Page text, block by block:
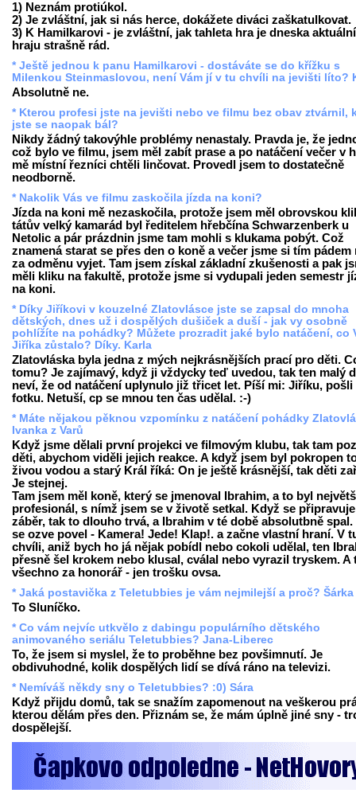
1) Neznám protiúkol.
2) Je zvláštní, jak si nás herce, dokážete diváci zaškatulkovat.
3) K Hamilkarovi - je zvláštní, jak tahleta hra je dneska
hraju strašně rád.
* Ještě jednou k panu Hamilkarovi - dostáváte se do křížku s
Milenkou Steinmaslovou, není Vám jí v tu chvíli na jevišti líto?
Absolutně ne.
* Kterou profesi jste na jevišti nebo ve filmu bez obav ztvárnil,
jste se naopak bál?
Nikdy žádný takovýhle problémy nenastaly. Pravda je, že
což bylo ve filmu, jsem měl zabít prase a po natáčení večer v
mě místní řezníci chtěli linčovat. Provedl jsem to dostatečně
neodborně.
* Nakolik Vás ve filmu zaskočila jízda na koni?
Jízda na koni mě nezaskočila, protože jsem měl obrovskou
tátův velký kamarád byl ředitelem hřebčína Schwarzenberk u
Netolic a pár prázdnin jsme tam mohli s klukama pobýt. Což
znamená starat se přes den o koně a večer jsme si tím pádem
za odměnu vyjet. Tam jsem získal základní zkušenosti a pak
měli kliku na fakultě, protože jsme si vydupali jeden semestr
na koni.
* Díky Jiříkovi v kouzelné Zlatovlásce jste se zapsal do mnoha
dětských, dnes už i dospělých dušiček a duší - jak vy osobně
pohlížíte na pohádky? Můžete prozradit jaké bylo natáčení, co
Jiříka zůstalo? Díky. Karla
Zlatovláska byla jedna z mých nejkrásnějších prací pro děti.
tomu? Je zajímavý, když ji vždycky teď uvedou, tak ten malý
neví, že od natáčení uplynulo již třicet let. Píší mi: Jiříku, pošli
fotku. Netuší, cp se mnou ten čas udělal. :-)
* Máte nějakou pěknou vzpomínku z natáčení pohádky
Ivanka z Varů
Když jsme dělali první projekci ve filmovým klubu, tak tam
děti, abychom viděli jejich reakce. A když jsem byl pokropen
živou vodou a starý Král říká: On je ještě krásnější, tak děti
Je stejnej.
Tam jsem měl koně, který se jmenoval Ibrahim, a to byl
profesionál, s nímž jsem se v životě setkal. Když se připravuje
záběr, tak to dlouho trvá, a Ibrahim v té době absolutbně spal.
se ozve povel - Kamera! Jede! Klap!. a začne vlastní hraní. V
chvíli, aniž bych ho já nějak pobídl nebo cokoli udělal, ten
přesně šel krokem nebo klusal, cválal nebo vyrazil tryskem. A
všechno za honorář - jen trošku ovsa.
* Jaká postavička z Teletubbies je vám nejmilejší a proč? Šárka
To Sluníčko.
* Co vám nejvíc utkvělo z dabingu populárního dětského
animovaného seriálu Teletubbies? Jana-Liberec
To, že jsem si myslel, že to proběhne bez povšimnutí. Je
obdivuhodné, kolik dospělých lidí se dívá ráno na televizi.
* Nemíváš někdy sny o Teletubbies? :0) Sára
Když přijdu domů, tak se snažím zapomenout na veškerou
kterou dělám přes den. Přiznám se, že mám úplně jiné sny -
dospělejší.